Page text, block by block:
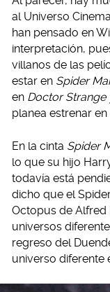
al Universo
han pensado en
interpretación,
villanos de las
estar en Spider
en Doctor
planea estrenar en
En la cinta Spider
lo que su hijo
todavía está
dicho que el
Octopus de Alfred
universos
regreso del
universo diferente